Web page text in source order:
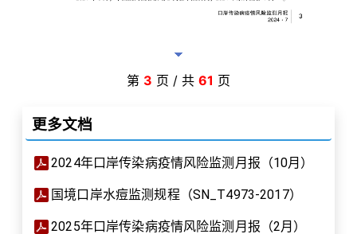
第 3 页 / 共 61 页
更多文档
2024年口岸传染病疫情风险监测月报（10月）
国境口岸水痘监测规程（SN_T4973-2017）
2025年口岸传染病疫情风险监测月报（2月）